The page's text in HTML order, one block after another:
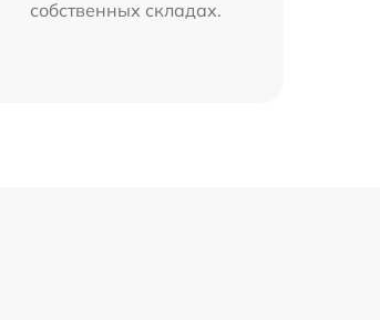
собственных складах.